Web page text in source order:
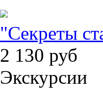
"Секреты
2 130 руб
Экскурсии